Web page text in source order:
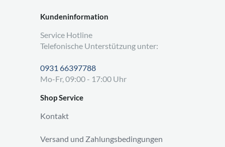
Kundeninformation
Service Hotline
Telefonische Unterstützung unter:
0931 66397788
Mo-Fr, 09:00 - 17:00 Uhr
Shop Service
Kontakt
Versand und Zahlungsbedingungen